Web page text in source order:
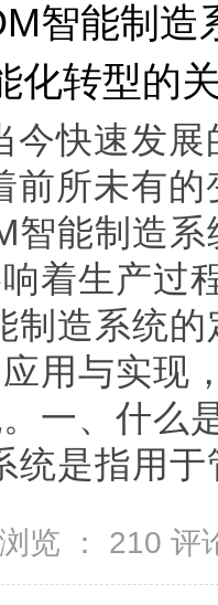
智能制造
化转型的
今快速发
前所未有
智能制造
着生产过
制造系统
用与实现
一、什么
统是指用
览 ： 210 评